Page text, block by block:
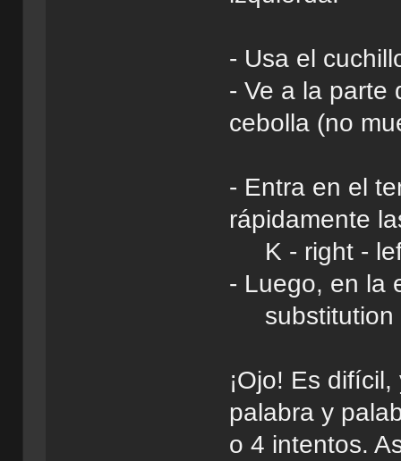
- Usa el
- Ve a la parte
cebolla (no
- Entra en el
rápidamente
K - right -
- Luego, en la
substitution
¡Ojo! Es
palabra y
o 4 intentos.